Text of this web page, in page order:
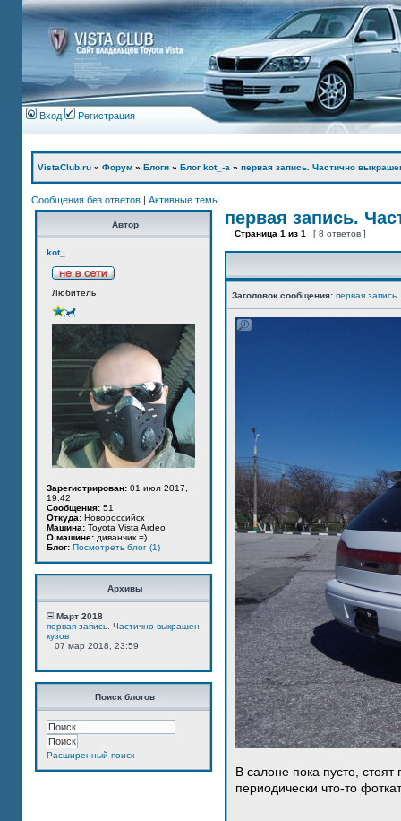
Вход Регистрация
VistaClub.ru » Форум » Блоги » Блог kot_-а » первая запись. Частично
Сообщения без ответов | Активные темы
Автор
kot_
Любитель
Зарегистрирован: 01 июл 2017,
19:42
Сообщения: 51
Откуда: Новороссийск
Машина: Toyota Vista Ardeo
О машине: диванчик =)
Блог: Посмотреть блог (1)
Архивы
Март 2018
первая запись. Частично выкрашен
кузов
07 мар 2018, 23:59
Поиск блогов
Расширенный поиск
первая запись.
Страница 1 из 1 [ 8 ответов ]
Заголовок сообщения: первая
В салоне пока пусто,
периодически что-то